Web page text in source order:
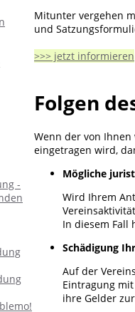
-
Mitunter vergehen
und
>>> jetzt informieren
Folgen
Wenn der von
eingetragen wird,
Mögliche
Wird Ihrem
In diesem Fall
Schädigung
Auf der
Eintragung
ihre Gelder